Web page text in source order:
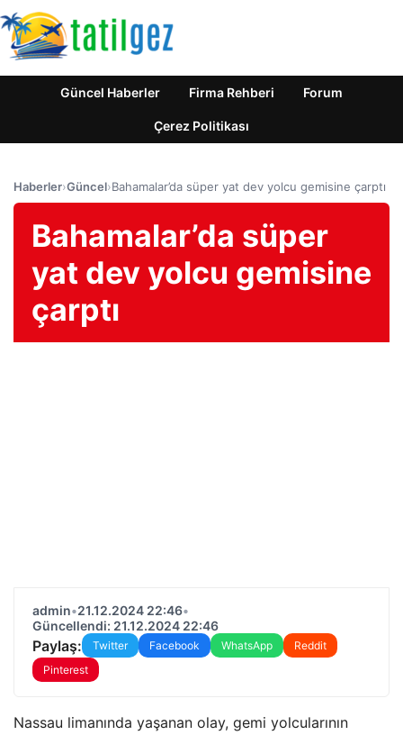
Güncel Haberler Firma Rehberi Forum
Çerez Politikası
Haberler›Güncel›Bahamalar’da süper yat dev yolcu gemisine çarptı
Bahamalar’da süper
yat dev yolcu gemisine
çarptı
admin•21.12.2024 22:46•
Güncellendi: 21.12.2024 22:46
Paylaş: Twitter Facebook WhatsApp
Reddit
Pinterest
Nassau limanında yaşanan olay, gemi yolcularının